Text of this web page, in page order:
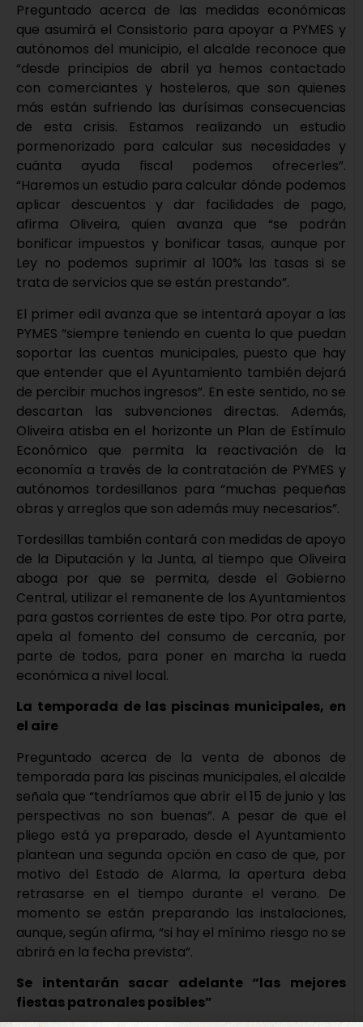
Preguntado acerca de las medidas económicas
que asumirá el Consistorio para apoyar a PYMES y
autónomos del municipio, el alcalde reconoce que
“desde principios de abril ya hemos contactado
con comerciantes y hosteleros, que son quienes
más están sufriendo las durísimas consecuencias
de esta crisis. Estamos realizando un estudio
pormenorizado para calcular sus necesidades y
cuánta ayuda fiscal podemos ofrecerles”.
“Haremos un estudio para calcular dónde podemos
aplicar descuentos y dar facilidades de pago,
afirma Oliveira, quien avanza que “se podrán
bonificar impuestos y bonificar tasas, aunque por
Ley no podemos suprimir al 100% las tasas si se
trata de servicios que se están prestando”.
El primer edil avanza que se intentará apoyar a las
PYMES “siempre teniendo en cuenta lo que puedan
soportar las cuentas municipales, puesto que hay
que entender que el Ayuntamiento también dejará
de percibir muchos ingresos”. En este sentido, no se
descartan las subvenciones directas. Además,
Oliveira atisba en el horizonte un Plan de Estímulo
Económico que permita la reactivación de la
economía a través de la contratación de PYMES y
autónomos tordesillanos para “muchas pequeñas
obras y arreglos que son además muy necesarios”.
Tordesillas también contará con medidas de apoyo
de la Diputación y la Junta, al tiempo que Oliveira
aboga por que se permita, desde el Gobierno
Central, utilizar el remanente de los Ayuntamientos
para gastos corrientes de este tipo. Por otra parte,
apela al fomento del consumo de cercanía, por
parte de todos, para poner en marcha la rueda
económica a nivel local.
La temporada de las piscinas municipales, en
el aire
Preguntado acerca de la venta de abonos de
temporada para las piscinas municipales, el alcalde
señala que “tendríamos que abrir el 15 de junio y las
perspectivas no son buenas”. A pesar de que el
pliego está ya preparado, desde el Ayuntamiento
plantean una segunda opción en caso de que, por
motivo del Estado de Alarma, la apertura deba
retrasarse en el tiempo durante el verano. De
momento se están preparando las instalaciones,
aunque, según afirma, “si hay el mínimo riesgo no se
abrirá en la fecha prevista”.
Se intentarán sacar adelante “las mejores
fiestas patronales posibles”